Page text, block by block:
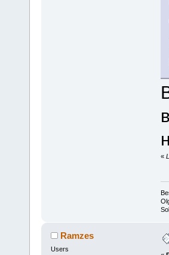
«
Ramzes
Users